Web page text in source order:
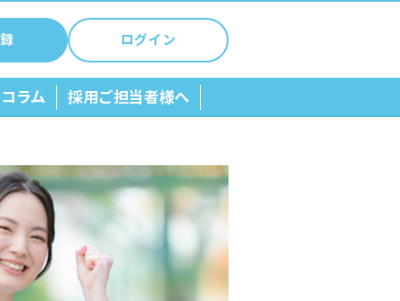
ログイン
ラム 採用ご担当者様へ